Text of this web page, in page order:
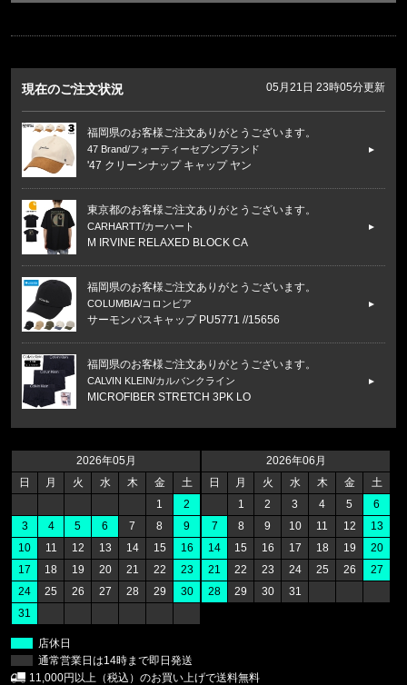
2026年05月
日
月 火 水 木 金
土
1
2
3
4 5 6 7 8
9
10
11 12 13 14 15
16
17
18 19 20 21 22
23
24
25 26 27 28 29
30
31
2026年06月
日
月 火 水 木 金
土
1
2 3 4 5
6
7
8 9 10 11 12
13
14
15 16 17 18 19
20
21
22 23 24 25 26
27
28
29 30 31
店休日
通常営業日は14時まで即日発送
11,000円以上（税込）のお買い上げで送料無料
現在のご注文状況 05月21日 23時05分更新
福岡県のお客様ご注文ありがとうございます。
47 Brand/フォーティーセブンブランド
'47 クリーンナップ キャップ ヤン
東京都のお客様ご注文ありがとうございます。
CARHARTT/カーハート
M IRVINE RELAXED BLOCK CA
福岡県のお客様ご注文ありがとうございます。
COLUMBIA/コロンビア
サーモンパスキャップ PU5771 //15656
福岡県のお客様ご注文ありがとうございます。
CALVIN KLEIN/カルバンクライン
MICROFIBER STRETCH 3PK LO
47 Brand/フォーティーセブンブランド
'47 クリーンナップ キャップ ヤンキ
福岡県のお客様ご注文ありがとうございます。
THE NORTH FACE/ノースフェイス
M CAMPING RELAXED SHORT S
福岡県のお客様ご注文ありがとうございます。
福岡県のお客様ご注文ありがとうございます。